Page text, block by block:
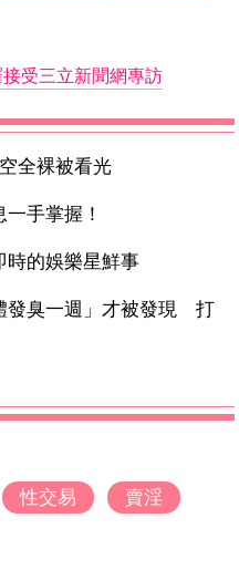
受三立新聞網專訪
全裸被看光
手掌握！
的娛樂星鮮事
發臭一週」才被發現 打
性交易 賣淫